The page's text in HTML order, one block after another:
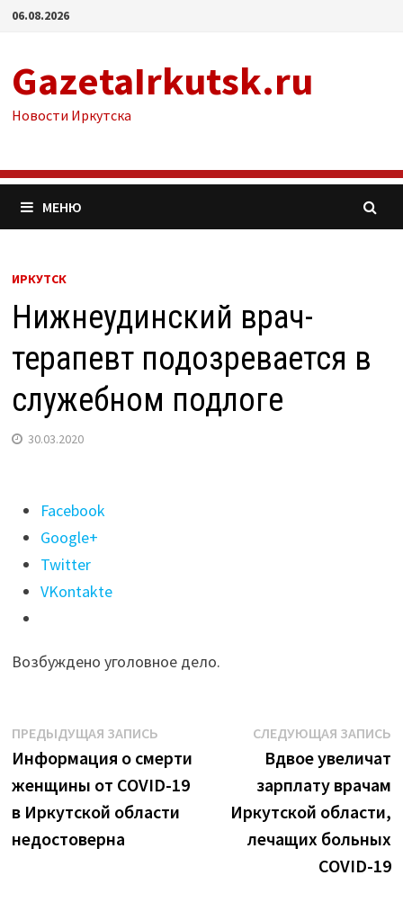
Перейти
06.08.2026
GazetaIrkutsk.ru
Новости Иркутска
МЕНЮ
ИРКУТСК
Нижнеудинский врач-
терапевт подозревается в
служебном подлоге
30.03.2020
Поделиться
"Нижнеудинский
врач-
терапевт
подозревается
служебном
Facebook
Google+
Twitter
VKontakte
Возбуждено уголовное дело.
Навигация
по
записям
ПРЕДЫДУЩАЯ ЗАПИСЬПредыдущая
запись:
Информация о смерти
женщины от COVID-19
в Иркутской области
недостоверна
СЛЕДУЮЩАЯ ЗАПИСЬ
Вдвое увеличат
зарплату врачам
Иркутской области,
лечащих больных
COVID-19